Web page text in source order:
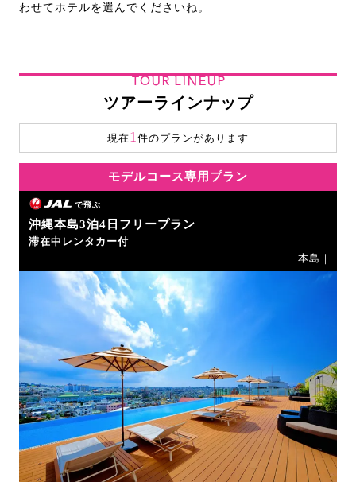
わせてホテルを選んでくださいね。
TOUR LINEUP
ツアーラインナップ
現在1 件のプランがあります
モデルコース専用プラン
で飛ぶ
沖縄本島3泊4日フリープラン
滞在中レンタカー付
｜本島｜